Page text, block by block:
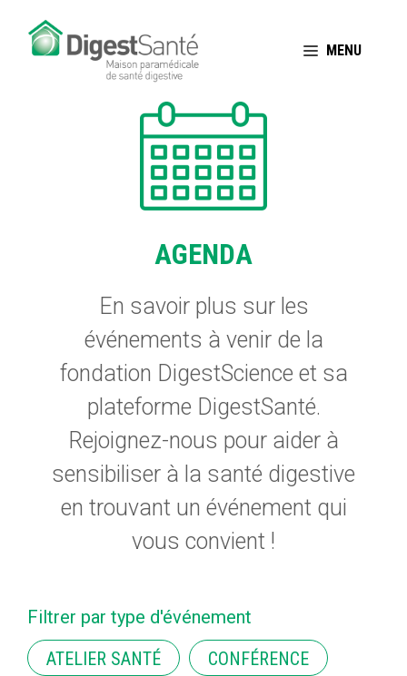
MENU
AGENDA
En savoir plus sur les
événements à venir de la
fondation DigestScience et sa
plateforme DigestSanté.
Rejoignez-nous pour aider à
sensibiliser à la santé digestive
en trouvant un événement qui
vous convient !
Filtrer par type d'événement
ATELIER SANTÉ
CONFÉRENCE